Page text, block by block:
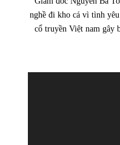
nghề đi kho cá vì tình
cổ truyền Việt nam gây